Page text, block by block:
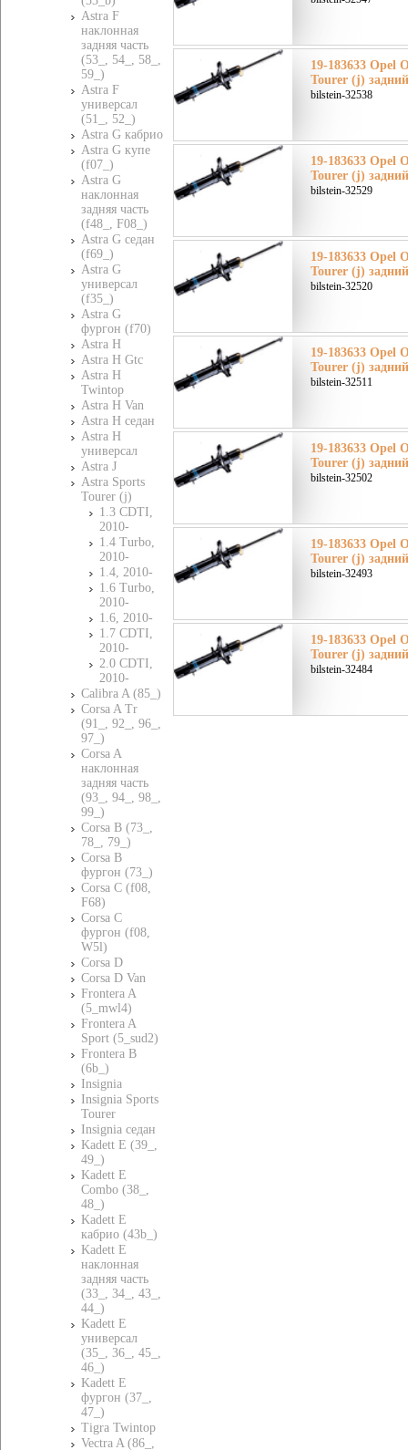
Astra F
наклонная
задняя часть
(53_, 54_, 58_,
59_)
Astra F
универсал
(51_, 52_)
Astra G кабрио
Astra G купе
(f07_)
Astra G
наклонная
задняя часть
(f48_, F08_)
Astra G седан
(f69_)
Astra G
универсал
(f35_)
Astra G
фургон (f70)
Astra H
Astra H Gtc
Astra H
Twintop
Astra H Van
Astra H седан
Astra H
универсал
Astra J
Astra Sports
Tourer (j)
1.3 CDTI,
2010-
1.4 Turbo,
2010-
1.4, 2010-
1.6 Turbo,
2010-
1.6, 2010-
1.7 CDTI,
2010-
2.0 CDTI,
2010-
Calibra A (85_)
Corsa A Tr
(91_, 92_, 96_,
97_)
Corsa A
наклонная
задняя часть
(93_, 94_, 98_,
99_)
Corsa B (73_,
78_, 79_)
Corsa B
фургон (73_)
Corsa C (f08,
F68)
Corsa C
фургон (f08,
W5l)
Corsa D
Corsa D Van
Frontera A
(5_mwl4)
Frontera A
Sport (5_sud2)
Frontera B
(6b_)
Insignia
Insignia Sports
Tourer
Insignia седан
Kadett E (39_,
49_)
Kadett E
Combo (38_,
48_)
Kadett E
кабрио (43b_)
Kadett E
наклонная
задняя часть
(33_, 34_, 43_,
44_)
Kadett E
универсал
(35_, 36_, 45_,
46_)
Kadett E
фургон (37_,
47_)
Tigra Twintop
Vectra A (86_,
19-183633 Opel
Tourer (j)
bilstein-32538
19-183633 Opel
Tourer (j)
bilstein-32529
19-183633 Opel
Tourer (j)
bilstein-32520
19-183633 Opel
Tourer (j)
bilstein-32511
19-183633 Opel
Tourer (j)
bilstein-32502
19-183633 Opel
Tourer (j)
bilstein-32493
19-183633 Opel
Tourer (j)
bilstein-32484